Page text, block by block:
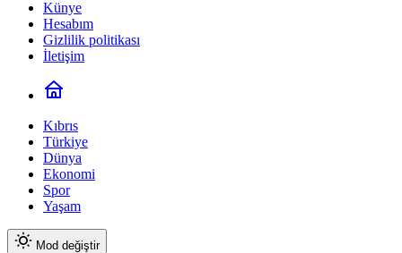
Künye
Hesabım
Gizlilik politikası
İletişim
Kıbrıs
Türkiye
Dünya
Ekonomi
Spor
Yaşam
Mod değiştir